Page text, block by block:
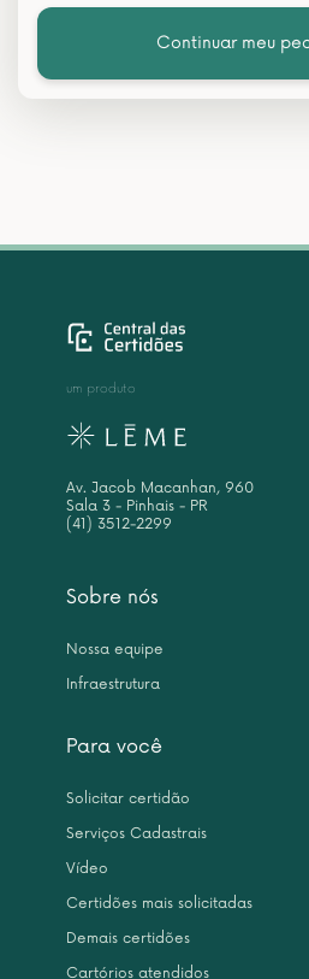
Continuar meu
Sobre nós
Nossa equipe
Infraestrutura
Para você
Solicitar certidão
Serviços Cadastrais
Vídeo
Certidões mais solicitadas
Demais certidões
Cartórios atendidos
um produto
Av. Jacob Macanhan, 960
Sala 3 - Pinhais - PR
(41) 3512-2299